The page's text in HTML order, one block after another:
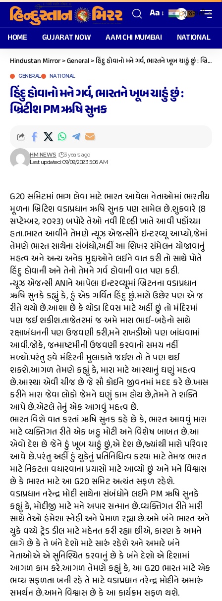
Aa
HOME GUJARAT NOW AAM CHI MUMBAI NATIONAL
Hindustan Mirror>General>હિંદુ હોવાનો મને ગર્વ, ભારતને ખૂબ ચાહું છું : બ્રિટીશ PM ઋષિ સુનક
GENERAL NATIONAL
હિંદુ હોવાનો મને ગર્વ, ભારતને ખૂબ ચાહું છું :
બ્રિટીશ PM ઋષિ સુનક
Last updated: 09/09/2023 5:06 AM
HM NEWS 3 years ago
G20 સમિટમાં ભાગ લેવા માટે ભારત આવેલા નેતાઓમાં ભારતીય
મૂળના બ્રિટિશ વડાપ્રધાન ઋષિ સુનક પણ સામેલ છે.શુક્રવારે (8
સપ્ટેમ્બર, ૨૦૨૩) બપોરે તેઓ નવી દિલ્હી ખાતે આવી પહોંચ્યા
હતા.ભારત આવીને તેમણે ન્યૂઝ એજન્સીને ઇન્ટરવ્યૂ આપ્યો,જેમાં
તેમણે ભારત સાથેના સંબંધો,અહીં આ શિખર સંમેલન યોજાવાનું
મહત્વ અને અન્ય અનેક મુદ્દાઓને લઈને વાત કરી તો સાથે પોતે
હિંદુ હોવાની અને તેનો તેમને ગર્વ હોવાની વાત પણ કહી.
ન્યૂઝ એજન્સી ANIને આપેલા ઇન્ટરવ્યૂમાં બ્રિટનના વડાપ્રધાન
ઋષિ સુનકે કહ્યું કે, હું એક ગર્વિત હિંદુ છું.મારો ઉછેર પણ એ જ
રીતે થયો છે.આશા છે કે થોડા દિવસ માટે અહીં છું તો મંદિરમાં
પણ જઈ શકીશ.તાજેતરમાં જ અમે મારા ભાઈ-બહેનો સાથે
રક્ષાબંધનની પણ ઉજવણી કરી,મને રાખડીઓ પણ બાંધવામાં
આવી.જોકે, જન્માષ્ટમીની ઉજવણી કરવાનો સમય નહીં
મળ્યો.પરંતુ હવે મંદિરની મુલાકાતે જઈશ તો તે પણ થઈ
શકશે.આગળ તેમણે કહ્યું કે, મારા માટે આસ્થાનું ઘણું મહત્વ
છે.આસ્થા એવી ચીજ છે જે સૌ કોઈને જીવનમાં મદદ કરે છે.ખાસ
કરીને મારા જેવા લોકો જેમને ઘણું કામ હોય છે,તેમને તે શક્તિ
આપે છે.એટલે તેનું એક આગવું મહત્વ છે.
ભારત વિશે વાત કરતાં ઋષિ સુનક કહે છે કે, ભારત આવવું મારા
માટે વ્યક્તિગત રીતે એક બહુ મોટી અને વિશેષ બાબત છે.આ
એવો દેશ છે જેને હું ખૂબ ચાહું છું,એ દેશ છે,જ્યાંથી મારો પરિવાર
આવે છે.પરંતુ અહીં હું યુકેનું પ્રતિનિધિત્વ કરવા માટે તેમજ ભારત
માટે નિકટતા વધારવાના પ્રયાસો માટે આવ્યો છું અને મને વિશ્વાસ
છે કે ભારત માટે આ G20 સમિટ અત્યંત સફળ રહેશે.
વડાપ્રધાન નરેન્દ્ર મોદી સાથેના સંબંધોને લઈને PM ઋષિ સુનકે
કહ્યું કે, મોદીજી માટે મને અપાર સન્માન છે.વ્યક્તિગત રીતે મારી
સાથે તેઓ હંમેશા સ્નેહી અને પ્રેમાળ રહ્યા છે.અમે બંને ભારત અને
યુકે વચ્ચે ટ્રેડ ડીલ માટે મહેનત કરી રહ્યા છીએ, કારણ કે અમને
લાગે છે કે તે બંને દેશો માટે સારું રહેશે અને અમારે બંને
નેતાઓએ એ સુનિશ્ચિત કરવાનું છે કે બંને દેશો એ દિશામાં
આગળ કામ કરે.આગળ તેમણે કહ્યું કે, આ G20 ભારત માટે એક
ભવ્ય સફળતા બની રહે તે માટે વડાપ્રધાન નરેન્દ્ર મોદીને અમારું
સમર્થન છે.અમને વિશ્વાસ છે કે આ કાર્યક્રમ સફળ થશે.
ગુજરાતી ▼